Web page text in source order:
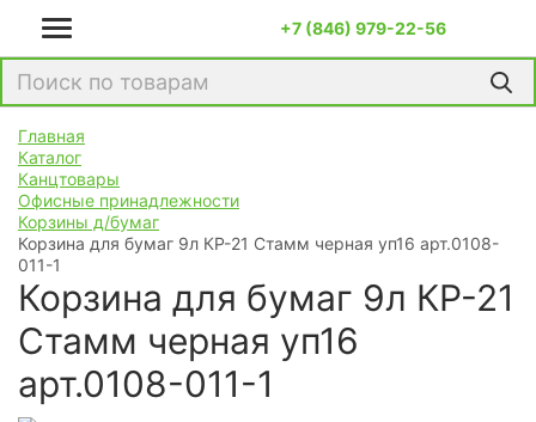
+7 (846) 979-22-56
Главная
Каталог
Канцтовары
Офисные принадлежности
Корзины д/бумаг
Корзина для бумаг 9л КР-21 Стамм черная уп16 арт.0108-
011-1
Корзина для бумаг 9л КР-21
Стамм черная уп16
арт.0108-011-1